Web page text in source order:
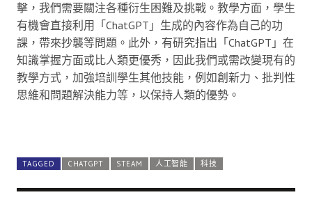
擊，我們需要關注各種衍生困難及挑戰。教學方面，學生
有機會直接利用「ChatGPT」生成的內容作為自己的功
課，帶來抄襲等問題。此外，有研究指出「ChatGPT」在
知識掌握方面或比人類更優秀，因此我們或需改變現有的
教學方式，加強培訓學生其他技能，例如創新力、批判性
思維和問題解決能力等，以保持人類的優勢。
TAGGED CHATGPT STEAM 人工智能 科技